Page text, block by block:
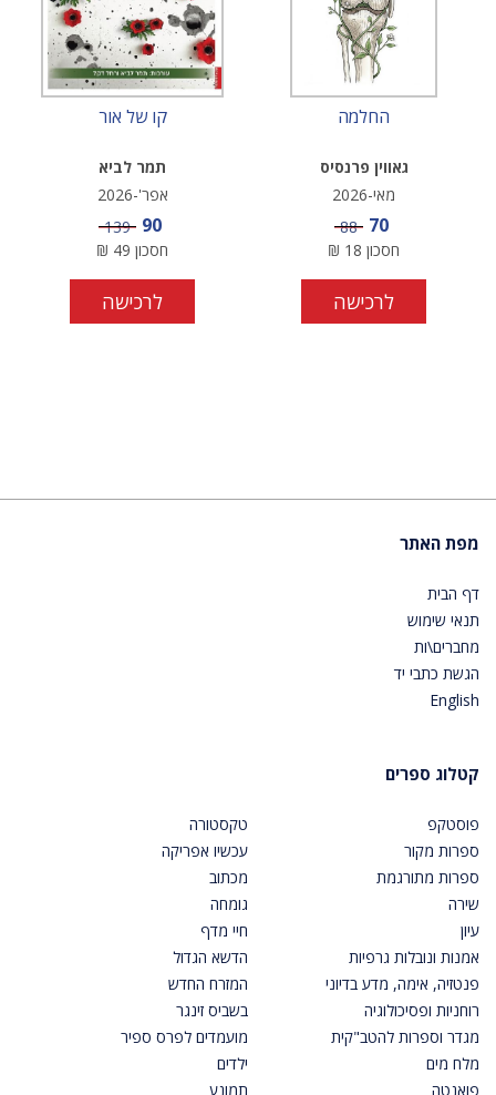
החלמה
גאווין פרנסיס
מאי-2026
מחיר מבצע
70 מחיר
88
חסכון 18
₪
לרכישה
קו של אור
תמר לביא
אפר'-2026
מחיר מבצע
90 מחיר
139
חסכון 49
₪
לרכישה
מפת האתר
דף הבית
תנאי שימוש
מחברים\ות
הגשת כתבי יד
English
קטלוג ספרים
פוסטקפ
ספרות מקור
ספרות מתורגמת
שירה
עיון
אמנות ונובלות גרפיות
פנטזיה, אימה, מדע בדיוני
רוחניות ופסיכולוגיה
מגדר וספרות להטב"קית
מלח מים
פואנטה
טקסטורה
עכשיו אפריקה
מכתוב
גומחה
חיי מדף
הדשא הגדול
המזרח החדש
בשביס זינגר
מועמדים לפרס ספיר
ילדים
תמונע